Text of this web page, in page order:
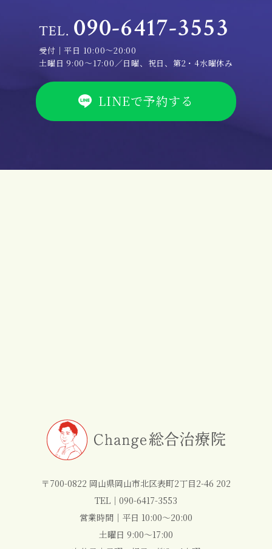
TEL. 090-6417-3553
受付｜平日 10:00～20:00
土曜日 9:00～17:00／日曜、祝日、第2・4水曜休み
LINEで予約する
〒700-0822 岡山県岡山市北区表町2丁目2-46 202
TEL｜ 090-6417-3553
営業時間｜平日 10:00～20:00
土曜日 9:00～17:00